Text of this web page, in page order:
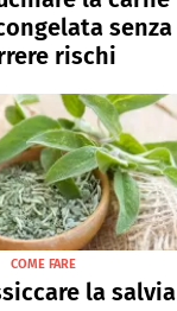
senza
rischi
COME FARE
la salvia